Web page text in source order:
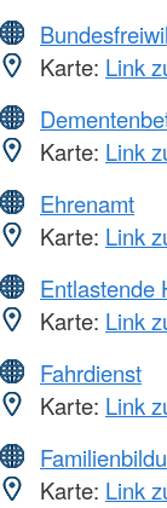
Karte: Link
Karte: Link
Ehrenamt
Karte: Link
Entlastende
Karte: Link
Fahrdienst
Karte: Link
Karte: Link